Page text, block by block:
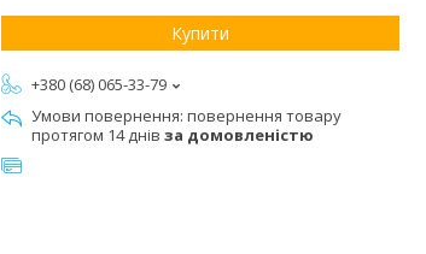
Купити
+380 (68) 065-33-79
повернення товару
протягом 14 днів за домовленістю